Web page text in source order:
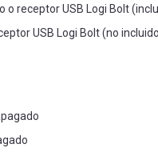
o receptor USB Logi Bolt
USB Logi Bolt (no